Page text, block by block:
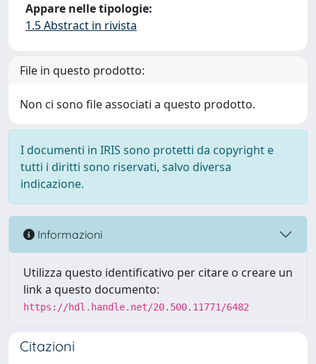
Appare nelle tipologie:
1.5 Abstract in rivista
File in questo prodotto:
Non ci sono file associati a questo prodotto.
I documenti in IRIS sono protetti da copyright e
tutti i diritti sono riservati, salvo diversa
indicazione.
Informazioni
Utilizza questo identificativo per citare o creare un
link a questo documento:
https://hdl.handle.net/20.500.11771/6482
Citazioni